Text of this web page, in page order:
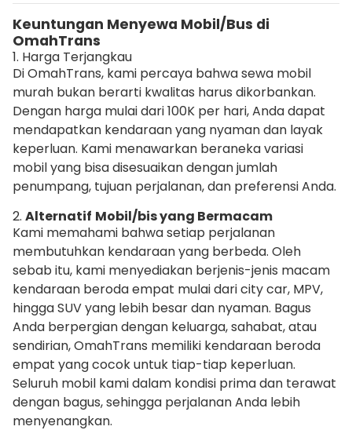
Keuntungan Menyewa Mobil/Bus di
OmahTrans
1. Harga Terjangkau
Di OmahTrans, kami percaya bahwa sewa mobil
murah bukan berarti kwalitas harus dikorbankan.
Dengan harga mulai dari 100K per hari, Anda dapat
mendapatkan kendaraan yang nyaman dan layak
keperluan. Kami menawarkan beraneka variasi
mobil yang bisa disesuaikan dengan jumlah
penumpang, tujuan perjalanan, dan preferensi Anda.
2. Alternatif Mobil/bis yang Bermacam
Kami memahami bahwa setiap perjalanan
membutuhkan kendaraan yang berbeda. Oleh
sebab itu, kami menyediakan berjenis-jenis macam
kendaraan beroda empat mulai dari city car, MPV,
hingga SUV yang lebih besar dan nyaman. Bagus
Anda berpergian dengan keluarga, sahabat, atau
sendirian, OmahTrans memiliki kendaraan beroda
empat yang cocok untuk tiap-tiap keperluan.
Seluruh mobil kami dalam kondisi prima dan terawat
dengan bagus, sehingga perjalanan Anda lebih
menyenangkan.